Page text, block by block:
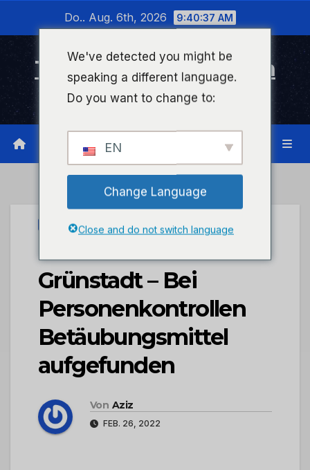
wechseln
Do.. Aug. 6th, 2026 9:40:37 AM
Timeline Bad Kreuznach
Infonetzwerk für Bad Kreuznach
UNCATEGORIZED
POL-PDNW: PI
Grünstadt – Bei
Personenkontrollen
Betäubungsmittel
aufgefunden
Von Aziz
FEB. 26, 2022
We've detected you might be
speaking a different language.
Do you want to change to:
EN
Change Language
Close and do not switch language